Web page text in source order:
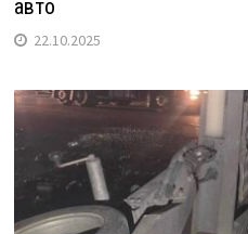
авто
22.10.2025